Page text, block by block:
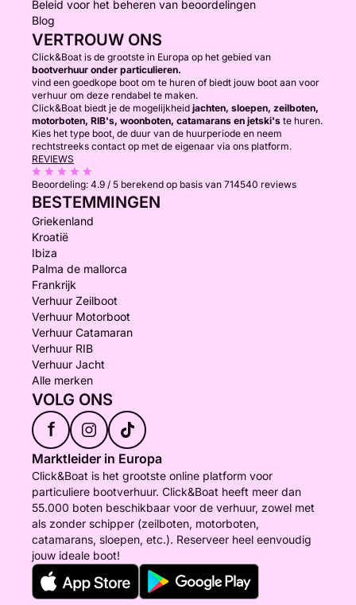
Beleid voor het beheren van beoordelingen
Blog
VERTROUW ONS
Click&Boat is de grootste in Europa op het gebied van
bootverhuur onder particulieren.
vind een goedkope boot om te huren of biedt jouw boot aan voor
verhuur om deze rendabel te maken.
Click&Boat biedt je de mogelijkheid jachten, sloepen, zeilboten,
motorboten, RIB's, woonboten, catamarans en jetski's te huren.
Kies het type boot, de duur van de huurperiode en neem
rechtstreeks contact op met de eigenaar via ons platform.
REVIEWS
Beoordeling: 4.9 / 5 berekend op basis van 714540 reviews
BESTEMMINGEN
Griekenland
Kroatië
Ibiza
Palma de mallorca
Frankrijk
Verhuur Zeilboot
Verhuur Motorboot
Verhuur Catamaran
Verhuur RIB
Verhuur Jacht
Alle merken
VOLG ONS
f
Marktleider in Europa
Click&Boat is het grootste online platform voor
particuliere bootverhuur. Click&Boat heeft meer dan
55.000 boten beschikbaar voor de verhuur, zowel met
als zonder schipper (zeilboten, motorboten,
catamarans, sloepen, etc.). Reserveer heel eenvoudig
jouw ideale boot!